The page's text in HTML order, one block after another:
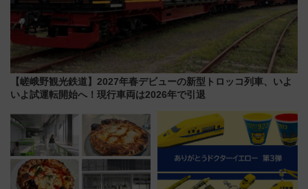
【嵯峨野観光鉄道】2027年春デビューの新型トロッコ列車、いよ
いよ試運転開始へ！現行車両は2026年で引退